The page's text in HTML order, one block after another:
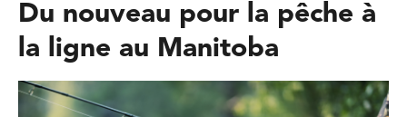
Du nouveau pour la pêche à
la ligne au Manitoba